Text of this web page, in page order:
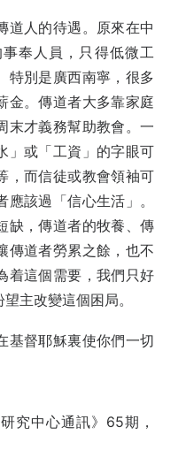
道人的待遇。原來在中
奉人員，只得低微工
特別是廣西南寧，很多
金。傳道者大多靠家庭
末才義務幫助教會。一
」或「工資」的字眼可
，而信徒或教會領袖可
該過「信心生活」。
缺，傳道者的牧養、傳
傳道者勞累之餘，也不
着這個需要，我們只好
主改變這個困局。
基督耶穌裏使你們一切
究中心通訊》65期，